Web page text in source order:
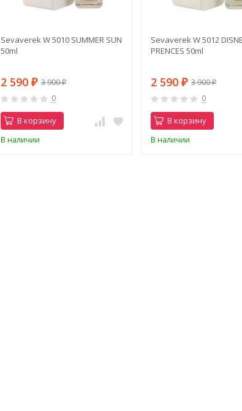
Sevaverek W 5010 SUMMER SUN
50ml
2 590 ₽ 3 900₽
0
В корзину
В наличии
Sevaverek W 5012
PRENCES 50ml
2 590₽ 3 900₽
0
В корзину
В наличии